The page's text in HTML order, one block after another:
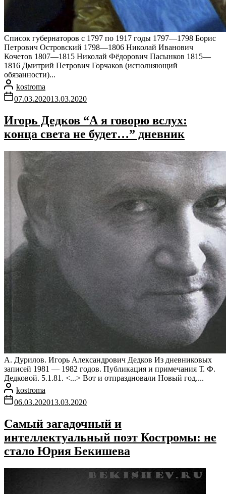
Список губернаторов с 1797 по 1917 годы 1797—1798 Борис
Петрович Островский 1798—1806 Николай Иванович
Кочетов 1807—1815 Николай Фёдорович Пасынков 1815—
1816 Дмитрий Петрович Горчаков (исполняющий
обязанности)...
kostroma
07.03.202013.03.2020
Игорь Дедков “А я говорю вслух:
конца света не будет…” дневник
А. Дурилов. Игорь Александрович Дедков Из дневниковых
записей 1981 — 1982 годов. Публикация и примечания Т. Ф.
Дедковой. 5.1.81. <...> Вот и отпраздновали Новый год....
kostroma
06.03.202013.03.2020
Самый загадочный и
интеллектуальный поэт Костромы: не
стало Юрия Бекишева